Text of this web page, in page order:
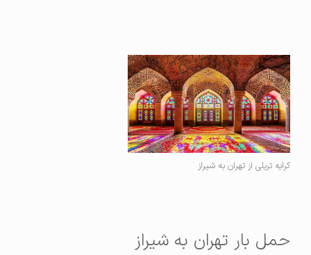
کرایه تریلی از تهران به شیراز
حمل بار تهران به شیراز